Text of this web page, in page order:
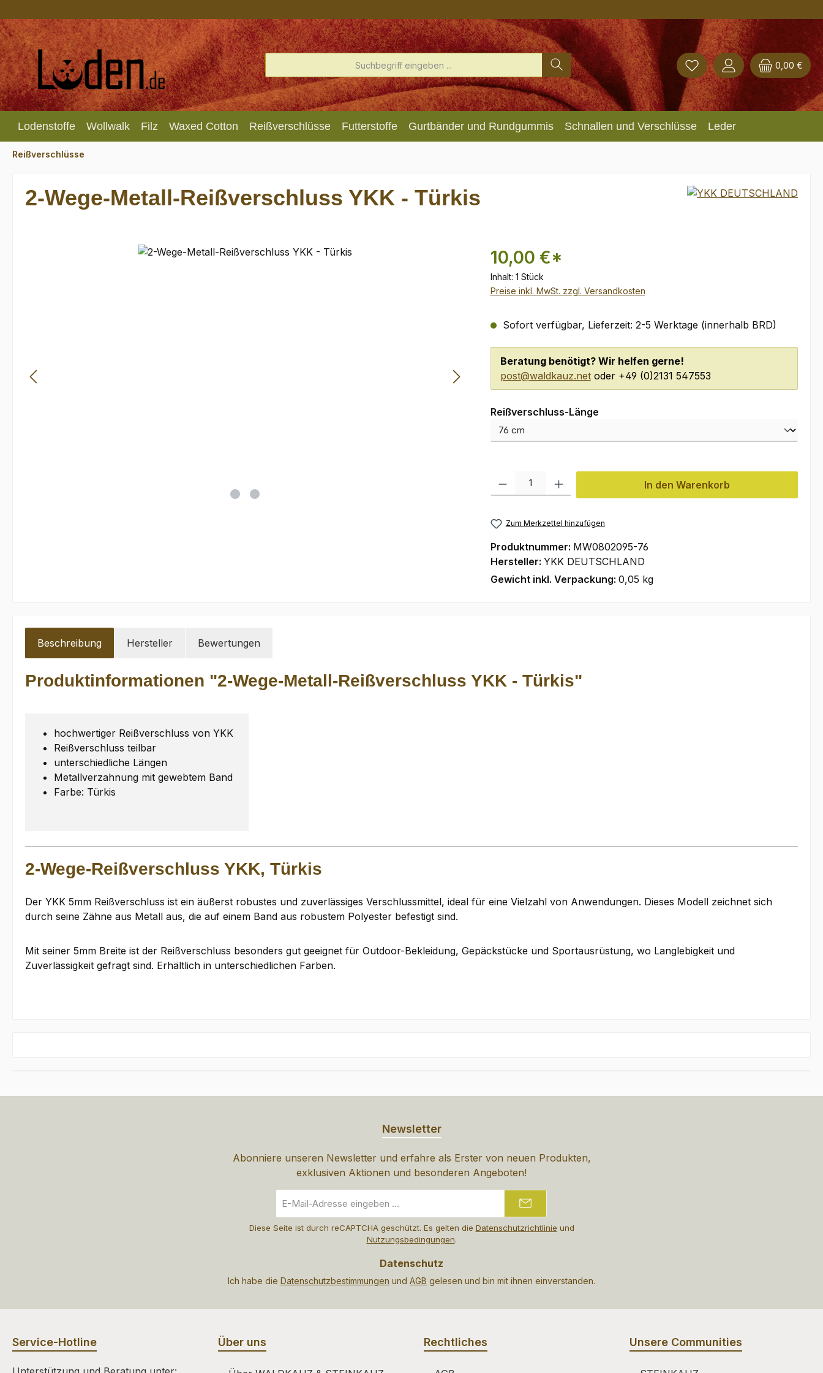
0,00 €
Lodenstoffe Wollwalk Filz Waxed Cotton Reißverschlüsse Futterstoffe Gurtbänder und Rundgummis Schnallen und Verschlüsse Leder
Reißverschlüsse
2-Wege-Metall-Reißverschluss YKK - Türkis
Bildergalerie überspringen 10,00 €*
Inhalt: 1 Stück
Preise inkl. MwSt. zzgl. Versandkosten
Sofort verfügbar, Lieferzeit: 2-5 Werktage (innerhalb BRD)
Beratung benötigt? Wir helfen gerne!
post@waldkauz.netoder +49 (0)2131 547553
Reißverschluss-Längeauswählen
Produkt Anzahl: Gib den gewünschten Wert ein oder benutze die Schaltflächen
In den Warenkorb
Zum Merkzettel hinzufügen
Produktnummer: MW0802095-76
Hersteller: YKK DEUTSCHLAND
Gewicht inkl. Verpackung: 0,05 kg
Beschreibung Hersteller Bewertungen
Produktinformationen "2-Wege-Metall-Reißverschluss YKK - Türkis"
hochwertiger Reißverschluss von YKK
Reißverschluss teilbar
unterschiedliche Längen
Metallverzahnung mit gewebtem Band
Farbe: Türkis
2-Wege-Reißverschluss YKK, Türkis
Der YKK 5mm Reißverschluss ist ein äußerst robustes und zuverlässiges Verschlussmittel, ideal für eine Vielzahl von Anwendungen. Dieses Modell zeichnet sich
durch seine Zähne aus Metall aus, die auf einem Band aus robustem Polyester befestigt sind.
Mit seiner 5mm Breite ist der Reißverschluss besonders gut geeignet für Outdoor-Bekleidung, Gepäckstücke und Sportausrüstung, wo Langlebigkeit und
Zuverlässigkeit gefragt sind. Erhältlich in unterschiedlichen Farben.
Newsletter
Abonniere unseren Newsletter und erfahre als Erster von neuen Produkten,
exklusiven Aktionen und besonderen Angeboten!
Mail-
Diese Seite ist durch reCAPTCHA geschützt. Es gelten die Datenschutzrichtlinie und
Nutzungsbedingungen.
Datenschutz
Ich habe die Datenschutzbestimmungen und AGB gelesen und bin mit ihnen einverstanden.
Service-Hotline Über uns Rechtliches Unsere Communities